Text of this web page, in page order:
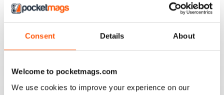
Consent Details About
Welcome to pocketmags.com
We use cookies to improve your experience on our
4 6